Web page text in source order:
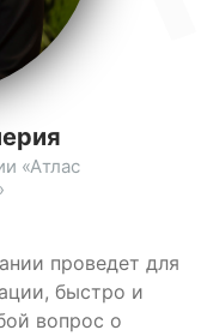
проведет для
быстро и
вопрос о
«Атлас